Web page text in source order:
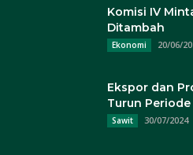
Komisi IV
Ditambah
Ekonomi 20/06/
Ekspor dan
Turun
Sawit 30/07/2024